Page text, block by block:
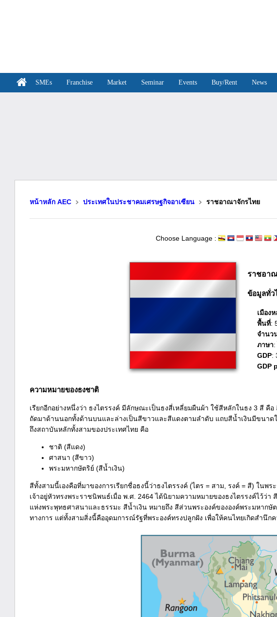
SMEs Franchise Market Seminar Events Buy/Rent News
หน้าหลัก AEC ประเทศในประชาคมเศรษฐกิจอาเซียน ราชอาณาจักรไทย
Choose Language :
ราชอา
ข้อมูลทั่ว
เมือง
พื้นที่:
จำนว
ภาษา
GDP:
GDP
ความหมายของธงชาติ
เรียกอีกอย่างหนึ่งว่า ธงไตรรงค์ มีลักษณะเป็นธงสี่เหลี่ยมผืนผ้า ใช้สีหลักในธง 3 สี
ถัดมาด้านนอกทั้งด้านบนและล่างเป็นสีขาวและสีแดงตามลำดับ แถบสีน้ำเงินมีขนา
ถึงสถาบันหลักทั้งสามของประเทศไทย คือ
ชาติ (สีแดง)
ศาสนา (สีขาว)
พระมหากษัตริย์ (สีน้ำเงิน)
สีทั้งสามนี้เองคือที่มาของการเรียกชื่อธงนี้ว่าธงไตรรงค์ (ไตร = สาม, รงค์ = สี) ในพ
เจ้าอยู่หัวทรงพระราชนิพนธ์เมื่อ พ.ศ. 2464 ได้นิยามความหมายของธงไตรรงค์ไว้ว่
แห่งพระพุทธศาสนาและธรรมะ สีน้ำเงิน หมายถึง สีส่วนพระองค์ขององค์พระมหาก
ทางการ แต่ทั้งสามสิ่งนี้คืออุดมการณ์รัฐที่พระองค์ทรงปลูกฝัง เพื่อให้คนไทยเกิดสำนึ